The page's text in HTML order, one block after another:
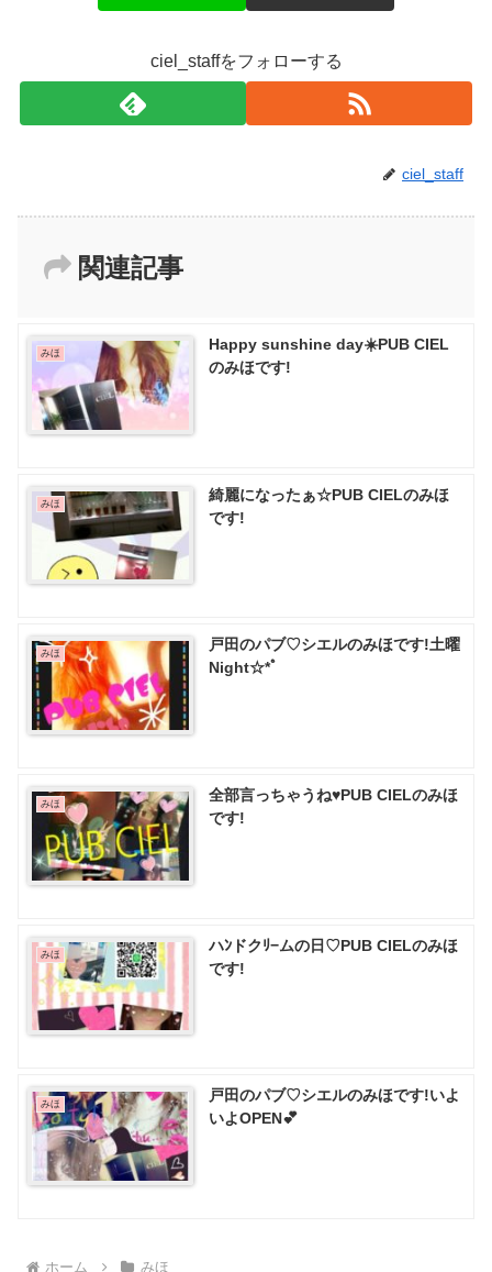
ciel_staffをフォローする
ciel_staff
関連記事
みほ
Happy sunshine day☀️PUB CIEL
のみほです!
みほ
綺麗になったぁ☆PUB CIELのみほ
です!
みほ
戸田のパブ♡ シエルのみほです!土曜
Night☆*ﾟ
みほ
全部言っちゃうね♥PUB CIELのみほ
です!
みほ
ハﾝドクﾘ−ムの日♡PUB CIELのみほ
です!
みほ
戸田のパブ♡ シエルのみほです!いよ
いよOPEN💕
ホーム みほ